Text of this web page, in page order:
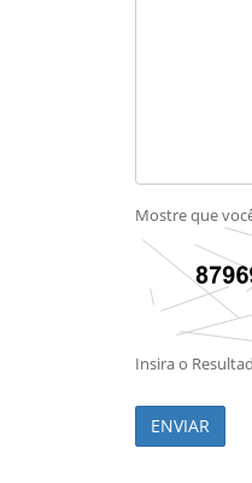
Mostre que
Insira o
ENVIAR